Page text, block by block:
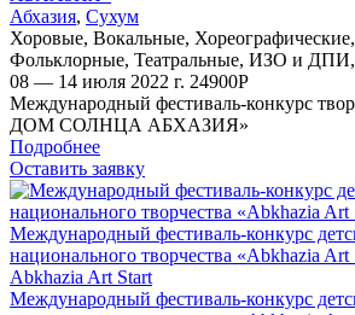
Абхазия, Сухум
Хоровые, Вокальные, Хореографические,
Фольклорные, Театральные, ИЗО и ДПИ,
08 — 14 июля 2022 г. 24900Р
Международный фестиваль-конкурс
ДОМ СОЛНЦА АБХАЗИЯ»
Подробнее
Оставить заявку
Международный фестиваль-конкурс
национального творчества «Abkhazia
Abkhazia Art Start
Международный фестиваль-конкурс